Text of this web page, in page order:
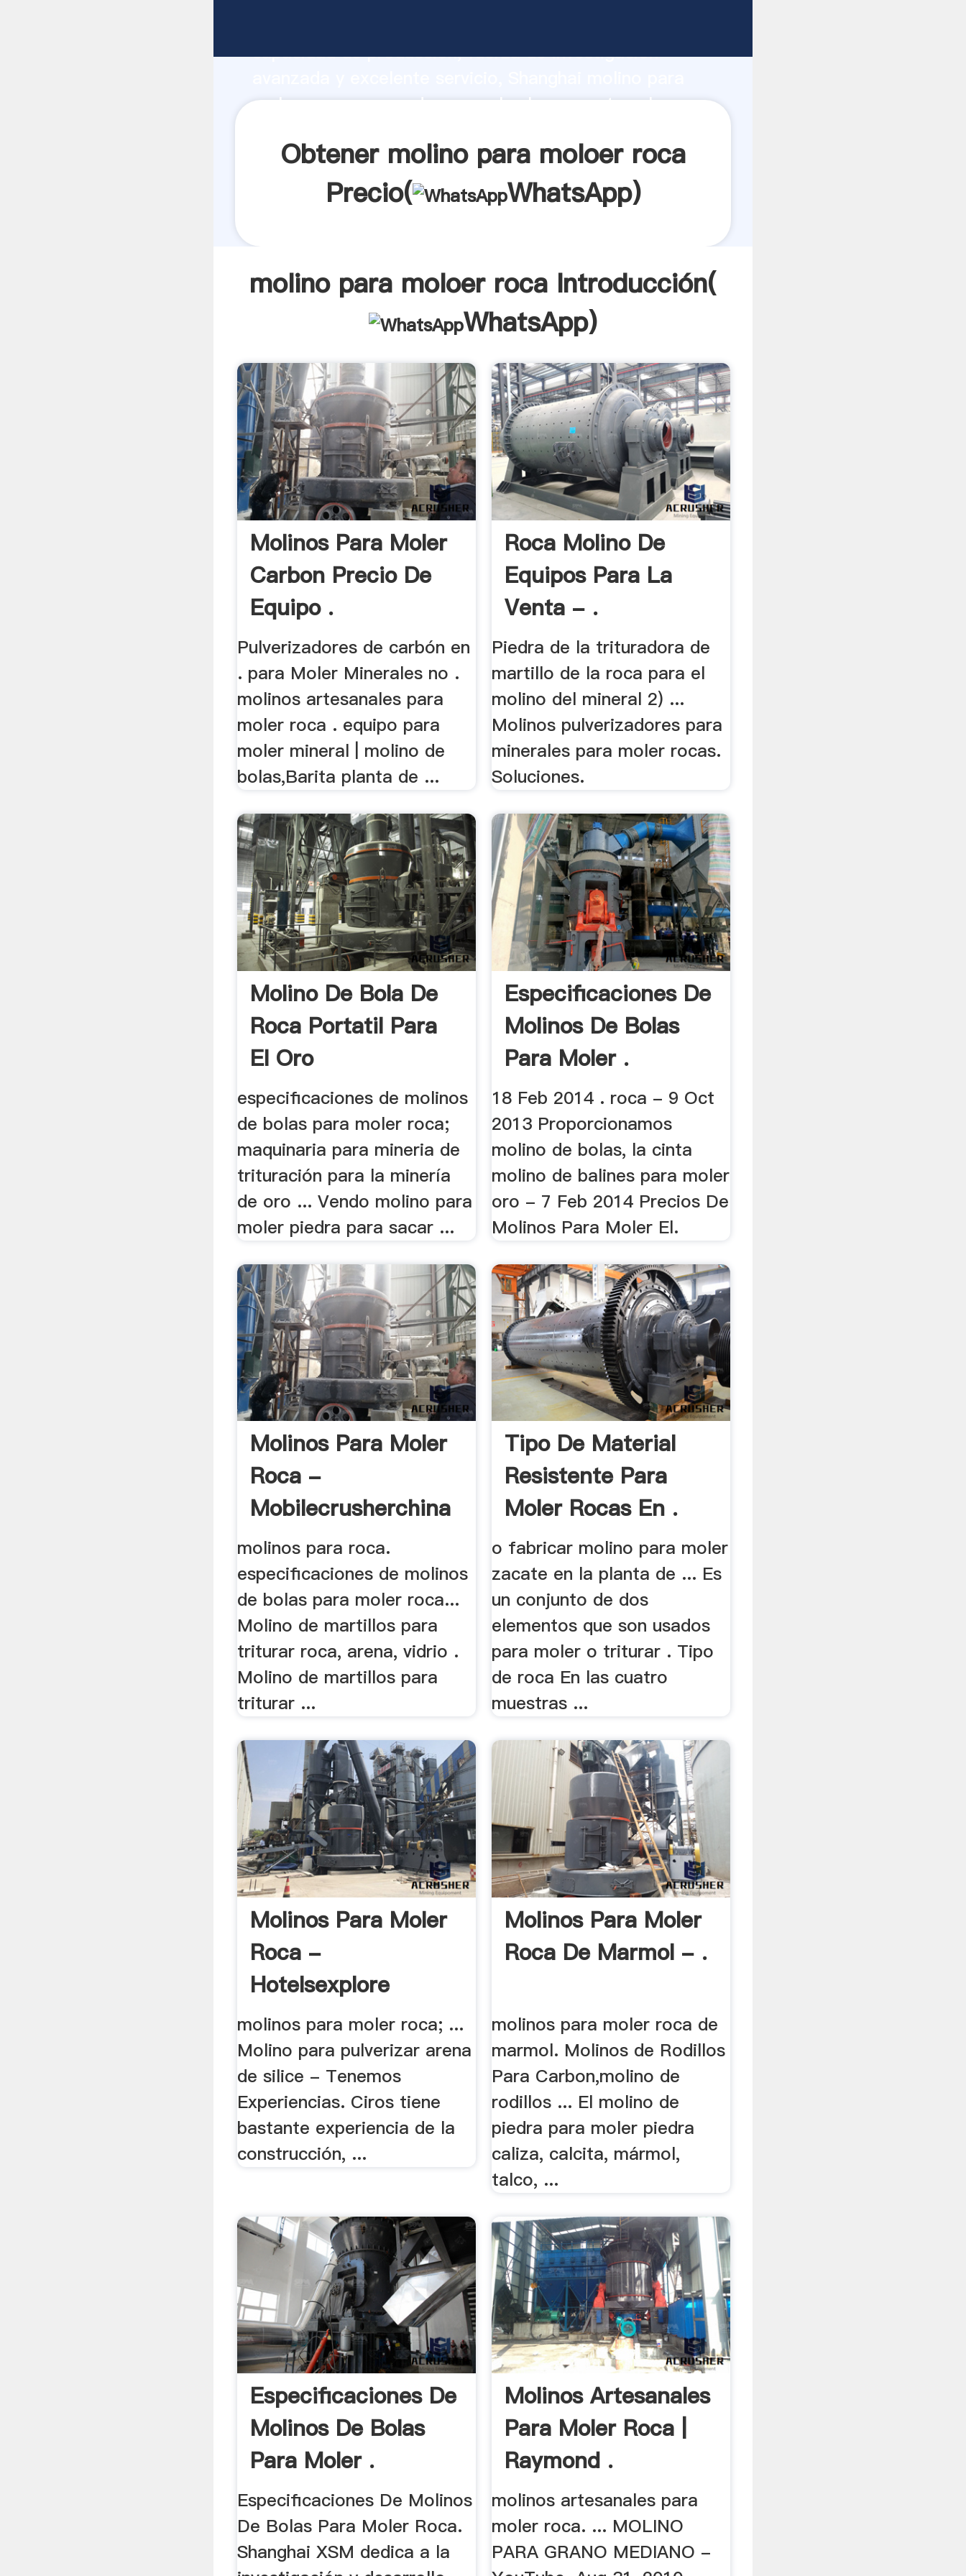
capacidad de producción, fuerza de investigación
moloer roca proveedor crea el valor y aporta valores a
Obtener molino para moloer roca
Precio(
WhatsApp)
molino para moloer roca Introducción(
WhatsApp)
Molinos Para Moler
Carbon Precio De
Equipo .
Pulverizadores de carbón en
. para Moler Minerales no .
molinos artesanales para
moler roca . equipo para
moler mineral | molino de
bolas,Barita planta de ...
Roca Molino De
Equipos Para La
Venta - .
Piedra de la trituradora de
martillo de la roca para el
molino del mineral 2) ...
Molinos pulverizadores para
minerales para moler rocas.
Soluciones.
Molino De Bola De
Roca Portatil Para
El Oro
especificaciones de molinos
de bolas para moler roca;
maquinaria para mineria de
trituración para la minería
de oro ... Vendo molino para
moler piedra para sacar ...
Especificaciones De
Molinos De Bolas
Para Moler .
18 Feb 2014 . roca - 9 Oct
2013 Proporcionamos
molino de bolas, la cinta
molino de balines para moler
oro - 7 Feb 2014 Precios De
Molinos Para Moler El.
Molinos Para Moler
Roca -
Mobilecrusherchina
molinos para roca.
especificaciones de molinos
de bolas para moler roca...
Molino de martillos para
triturar roca, arena, vidrio .
Molino de martillos para
triturar ...
Tipo De Material
Resistente Para
Moler Rocas En .
o fabricar molino para moler
zacate en la planta de ... Es
un conjunto de dos
elementos que son usados
para moler o triturar . Tipo
de roca En las cuatro
muestras ...
Molinos Para Moler
Roca -
Hotelsexplore
molinos para moler roca; ...
Molino para pulverizar arena
de silice - Tenemos
Experiencias. Ciros tiene
bastante experiencia de la
construcción, ...
Molinos Para Moler
Roca De Marmol - .
molinos para moler roca de
marmol. Molinos de Rodillos
Para Carbon,molino de
rodillos ... El molino de
piedra para moler piedra
caliza, calcita, mármol,
talco, ...
Especificaciones De
Molinos De Bolas
Para Moler .
Especificaciones De Molinos
De Bolas Para Moler Roca.
Shanghai XSM dedica a la
Molinos Artesanales
Para Moler Roca |
Raymond .
molinos artesanales para
moler roca. ... MOLINO
PARA GRANO MEDIANO -